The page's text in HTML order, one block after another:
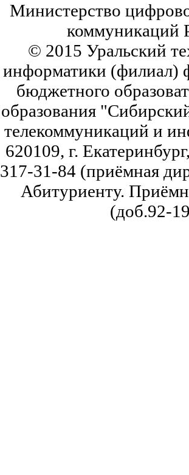
Министерство
коммуникаций
© 2015 Уральский
информатики (филиал)
бюджетного
образования
телекоммуникаций и
620109, г.
317-31-84 (приёмная
Абитуриенту.
(доб.92-